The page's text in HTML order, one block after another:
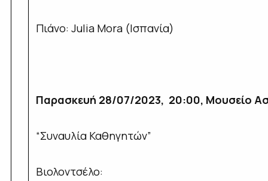
Πιάνο: Julia Mora (Ισπανία)
Παρασκευή 28/07/2023, 20:00, Μουσείο
“Συναυλία Καθηγητών”
Βιολοντσέλο: